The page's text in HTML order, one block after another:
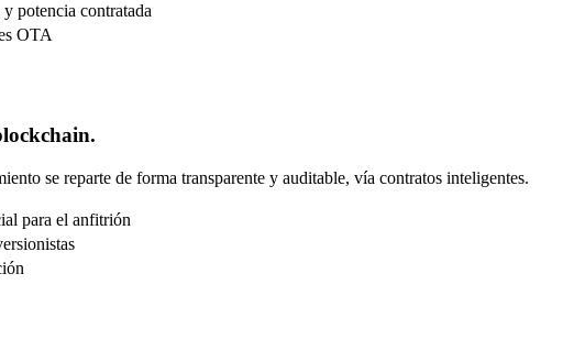
potencia contratada
OTA
se reparte de forma transparente y auditable, vía contratos inteligentes.
para el anfitrión